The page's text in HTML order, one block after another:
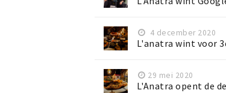
4 december 2020
L'anatra wint voor
29 mei 2020
L'Anatra opent de